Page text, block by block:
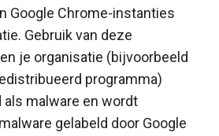
Google Chrome-instanties
Gebruik van deze
je organisatie (bijvoorbeeld
programma)
malware en wordt
gelabeld door Google